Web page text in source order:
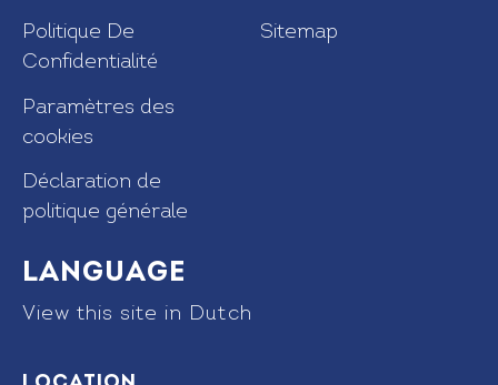
Politique De
Confidentialité
Paramètres des
cookies
Déclaration de
politique générale
Sitemap
Language
View this site in Dutch